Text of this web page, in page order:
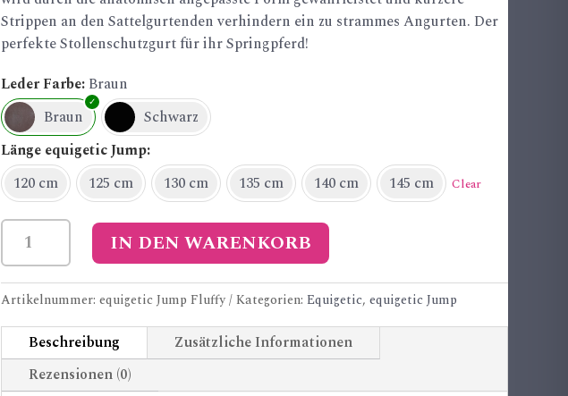
Strippen an den Sattelgurtenden verhindern ein zu strammes Angurten. Der
perfekte Stollenschutzgurt für ihr Springpferd!
Leder Farbe Braun
Braun
Schwarz
Länge equigetic Jump
120 cm
125 cm 130 cm 135 cm 140 cm 145 cm Clear
equigetic
Jump
Fluffy
Menge
IN DEN WARENKORB
Artikelnummer:equigetic Jump Fluffy Kategorien:Equigetic,equigetic Jump
Beschreibung
Zusätzliche Informationen
Rezensionen (0)